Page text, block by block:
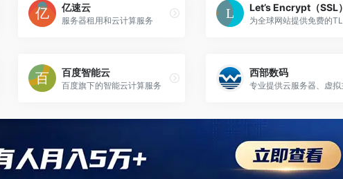
亿速云
服务器租用和云计算服务
Let’s Encrypt（SSL）
百度智能云
百度旗下的智能云计算服务
西部数码